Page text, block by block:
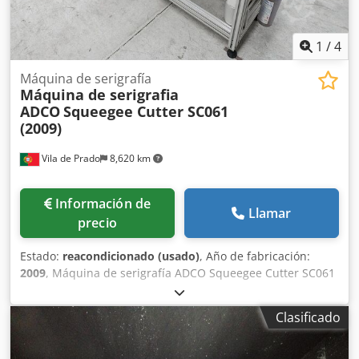
1 /4
Vila de Prado 8,620 km
Máquina de serigrafía
Máquina de serigrafia
ADCOSqueegee Cutter SC061
(2009)
Información de
precio
Llamar
Estado: reacondicionado (usado), Año de fabricación:
2009, Máquina de serigrafía ADCO Squeegee Cutter SC061
(2009). Credsxk T Hpjpfx Agkef Sartech es una empresa
especializada en soluciones para serigrafía,
automatización y robótica, y en la fabricación de túneles
UV (electrónicos) o de aire caliente.
Clasificado